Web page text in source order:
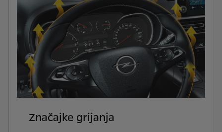
Značajke grijanja